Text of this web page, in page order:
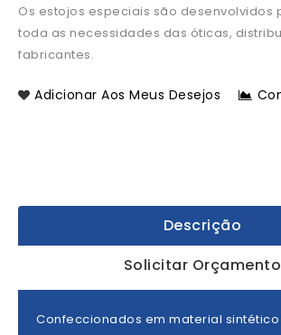
Os estojos especiais são desenvolvidos
toda as necessidades das óticas,
fabricantes.
Adicionar Aos Meus Desejos
Descrição
Solicitar Orçamento
Confeccionados em material